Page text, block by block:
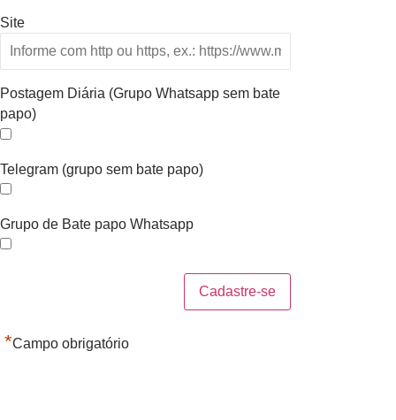
Site
Postagem Diária (Grupo Whatsapp sem bate
papo)
Telegram (grupo sem bate papo)
Grupo de Bate papo Whatsapp
*Campo obrigatório